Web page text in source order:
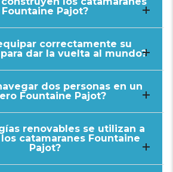
Fountaine Pajot?
correctamente su
dar la vuelta al mundo?
dos personas en un
Fountaine Pajot?
renovables se utilizan a
catamaranes Fountaine
Pajot?